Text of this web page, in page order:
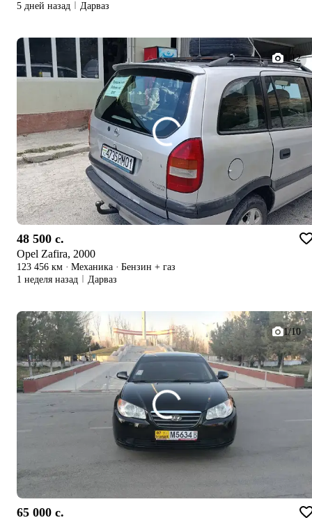
5 дней назад Дарваз
1/12
48 500 c.
Opel Zafira, 2000
123 456 км · Механика · Бензин + газ
1 неделя назад
Дарваз
1/10
65 000 c.